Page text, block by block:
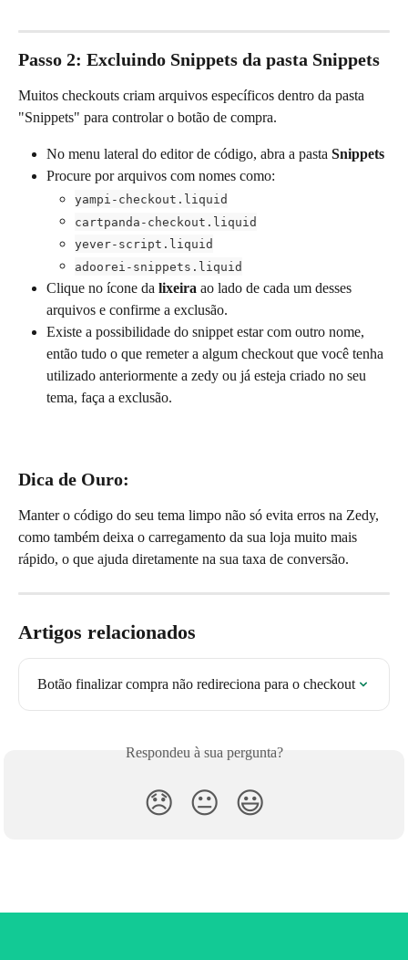
Passo 2: Excluindo Snippets da pasta Snippets
Muitos checkouts criam arquivos específicos dentro da pasta
"Snippets" para controlar o botão de compra.
No menu lateral do editor de código, abra a pasta Snippets
Procure por arquivos com nomes como:
yampi-checkout.liquid
cartpanda-checkout.liquid
yever-script.liquid
adoorei-snippets.liquid
Clique no ícone da lixeira ao lado de cada um desses
arquivos e confirme a exclusão.
Existe a possibilidade do snippet estar com outro nome,
então tudo o que remeter a algum checkout que você tenha
utilizado anteriormente a zedy ou já esteja criado no seu
tema, faça a exclusão.
Dica de Ouro:
Manter o código do seu tema limpo não só evita erros na Zedy,
como também deixa o carregamento da sua loja muito mais
rápido, o que ajuda diretamente na sua taxa de conversão.
Artigos relacionados
Botão finalizar compra não redireciona para o checkout
Respondeu à sua pergunta?
😞 😐 😃